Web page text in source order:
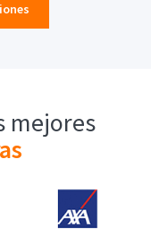
mejores